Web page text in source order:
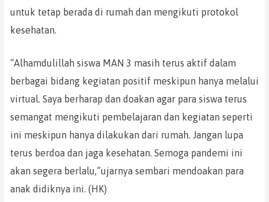
untuk tetap berada di rumah dan mengikuti protokol
kesehatan.
“Alhamdulillah siswa MAN 3 masih terus aktif dalam
berbagai bidang kegiatan positif meskipun hanya melalui
virtual. Saya berharap dan doakan agar para siswa terus
semangat mengikuti pembelajaran dan kegiatan seperti
ini meskipun hanya dilakukan dari rumah. Jangan lupa
terus berdoa dan jaga kesehatan. Semoga pandemi ini
akan segera berlalu,”ujarnya sembari mendoakan para
anak didiknya ini. (HK)